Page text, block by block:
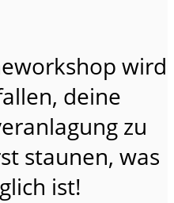
wird
deine
zu
staunen, was
ist!